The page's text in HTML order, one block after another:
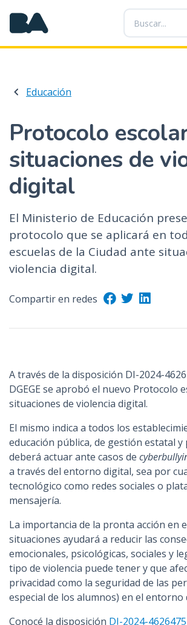
P
a
s
a
n
t
e
d
o
p
r
p
Educación
Protocolo
situaciones de
digital
El Ministerio de Educación
protocolo que se aplicará en
escuelas de la Ciudad ante
violencia digital.
Compartir en redes
A través de la disposición DI-2024-
DGEGE se aprobó el nuevo Protocolo
situaciones de violencia digital.
El mismo indica a todos los
educación pública, de gestión estatal y
deberá actuar ante casos de
a través del entorno digital, sea por
tecnológico como redes sociales o
mensajería.
La importancia de la pronta acción en
situaciones ayudará a reducir las
emocionales, psicológicas, sociales y
tipo de violencia puede tener y que
privacidad como la seguridad de las
especial de los alumnos) en el entorno
Conocé la disposición DI-2024-